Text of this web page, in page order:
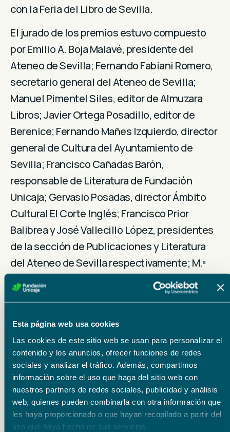
Esta página web usa cookies
Las cookies de este sitio web se usan para personalizar el
contenido y los anuncios, ofrecer funciones de redes
sociales y analizar el tráfico. Además, compartimos
información sobre el uso que haga del sitio web con
nuestros partners de redes sociales, publicidad y análisis
web, quienes pueden combinarla con otra información que
les haya proporcionado o que hayan recopilado a partir del
uso que haya hecho de sus servicios.
con la Feria del Libro de Sevilla.
El jurado de los premios estuvo compuesto
por Emilio A. Boja Malavé, presidente del
Ateneo de Sevilla; Fernando Fabiani Romero,
secretario general del Ateneo de Sevilla;
Manuel Pimentel Siles, editor de Almuzara
Libros; Javier Ortega Posadillo, editor de
Berenice; Fernando Mañes Izquierdo, director
general de Cultura del Ayuntamiento de
Sevilla; Francisco Cañadas Barón,
responsable de Literatura de Fundación
Unicaja; Gervasio Posadas, director Ámbito
Cultural El Corte Inglés; Francisco Prior
Balibrea y José Vallecillo López, presidentes
de la sección de Publicaciones y Literatura
del Ateneo de Sevilla respectivamente; M.ª
José Solano Franco, historiadora del arte,
editora y columnista de ABC y Mercedes de
cultura,Literatura,
premio,Sevilla